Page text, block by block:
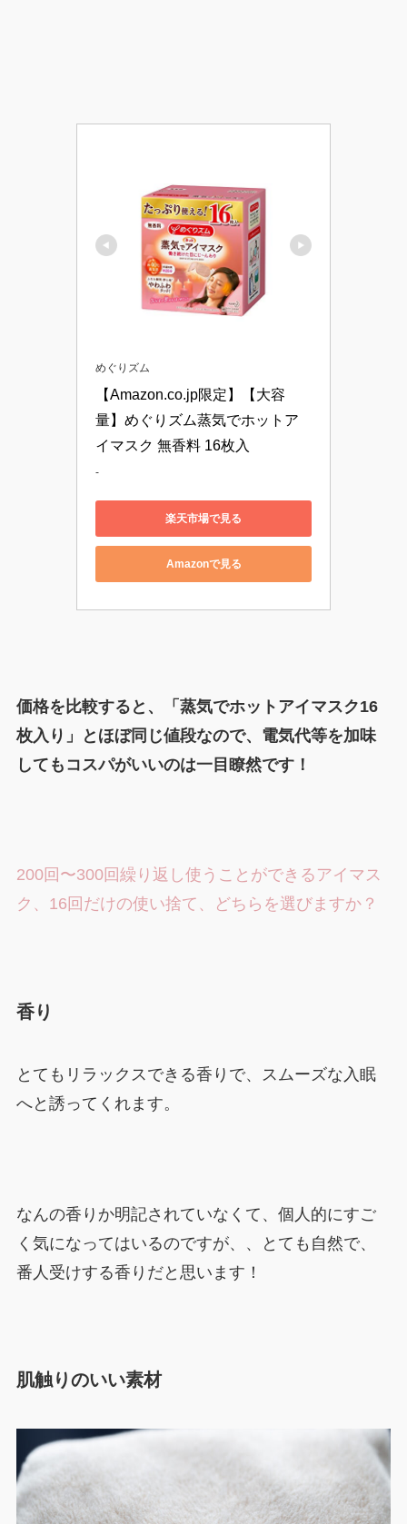
めぐりズム
【Amazon.co.jp限定】【大容
量】めぐりズム蒸気でホットア
イマスク 無香料 16枚入
-
楽天市場で見る
Amazonで見る
価格を比較すると、「蒸気でホットアイマスク16
枚入り」とほぼ同じ値段なので、電気代等を加味
してもコスパがいいのは一目瞭然です！
200回〜300回繰り返し使うことができるアイマス
ク、16回だけの使い捨て、どちらを選びますか？
香り
とてもリラックスできる香りで、スムーズな入眠
へと誘ってくれます。
なんの香りか明記されていなくて、個人的にすご
く気になってはいるのですが、、とても自然で、
番人受けする香りだと思います！
肌触りのいい素材